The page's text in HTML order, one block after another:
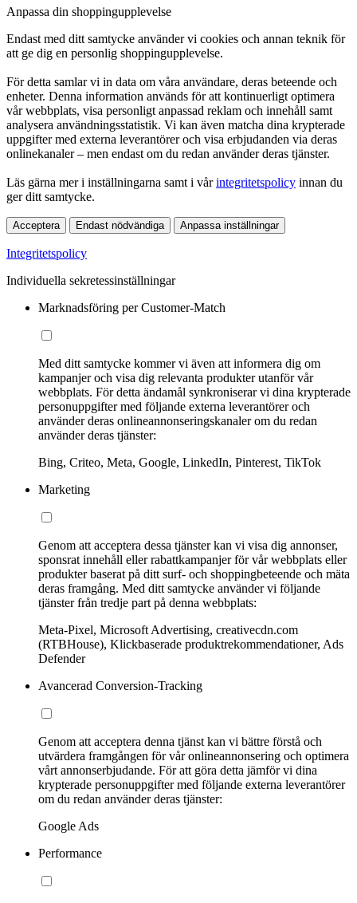
Anpassa din shoppingupplevelse
Endast med ditt samtycke använder vi cookies och annan teknik för
att ge dig en personlig shoppingupplevelse.
För detta samlar vi in data om våra användare, deras beteende och
enheter. Denna information används för att kontinuerligt optimera
vår webbplats, visa personligt anpassad reklam och innehåll samt
analysera användningsstatistik. Vi kan även matcha dina krypterade
uppgifter med externa leverantörer och visa erbjudanden via deras
onlinekanaler – men endast om du redan använder deras tjänster.
Läs gärna mer i inställningarna samt i vårintegritetspolicy innan du
ger ditt samtycke.
Acceptera Endast nödvändiga Anpassa inställningar
Integritetspolicy
Individuella sekretessinställningar
Marknadsföring per Customer-Match
Med ditt samtycke kommer vi även att informera dig om
kampanjer och visa dig relevanta produkter utanför vår
webbplats. För detta ändamål synkroniserar vi dina krypterade
personuppgifter med följande externa leverantörer och
använder deras onlineannonseringskanaler om du redan
använder deras tjänster:
Bing, Criteo, Meta, Google, LinkedIn, Pinterest, TikTok
Marketing
Genom att acceptera dessa tjänster kan vi visa dig annonser,
sponsrat innehåll eller rabattkampanjer för vår webbplats eller
produkter baserat på ditt surf- och shoppingbeteende och mäta
deras framgång. Med ditt samtycke använder vi följande
tjänster från tredje part på denna webbplats:
Meta-Pixel, Microsoft Advertising, creativecdn.com
(RTBHouse), Klickbaserade produktrekommendationer, Ads
Defender
Avancerad Conversion-Tracking
Genom att acceptera denna tjänst kan vi bättre förstå och
utvärdera framgången för vår onlineannonsering och optimera
vårt annonserbjudande. För att göra detta jämför vi dina
krypterade personuppgifter med följande externa leverantörer
om du redan använder deras tjänster:
Google Ads
Performance